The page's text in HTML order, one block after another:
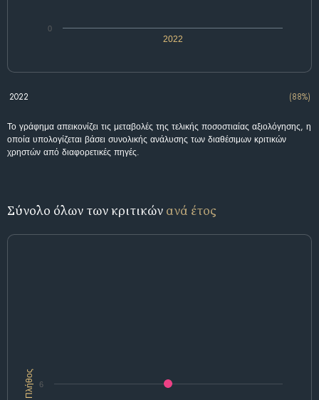
2022
0
2022 (88%)
Το γράφημα απεικονίζει τις μεταβολές της τελικής ποσοστιαίας αξιολόγησης, η
οποία υπολογίζεται βάσει συνολικής ανάλυσης των διαθέσιμων κριτικών
χρηστών από διαφορετικές πηγές.
Σύνολο όλων των κριτικών ανά έτος
Πλήθος 6